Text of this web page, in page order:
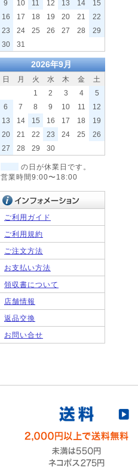
9
10 11 12 13 14
15
16
17 18 19 20 21
22
23
24 25 26 27 28
29
30
31
2026年9月
日 月 火 水 木 金
土
1
2 3 4
5
6
7 8 9 10 11
12
13
14 15 16 17 18
19
20
21 22 23 24 25
26
27
28 29 30
の日が休業日です。
営業時間9:00〜18:00
ご利用ガイド
ご利用規約
ご注文方法
お支払い方法
領収書について
店舗情報
返品交換
お問い合せ